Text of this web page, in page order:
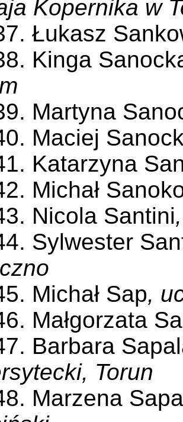
Kopernika w
Łukasz
Kinga
Martyna
Maciej
Katarzyna
Michał
Nicola Santini
Sylwester
Michał Sap,
Małgorzata
Barbara
Torun
Marzena